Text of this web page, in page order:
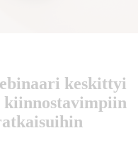
keskittyi